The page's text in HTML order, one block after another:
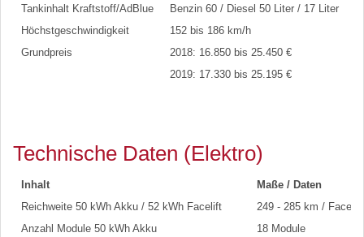
Tankinhalt Kraftstoff/AdBlue
Benzin 60 / Diesel 50 Liter / 17 Liter
Höchstgeschwindigkeit
152 bis 186 km/h
Grundpreis
2018: 16.850 bis 25.450 €
2019: 17.330 bis 25.195 €
Technische Daten (Elektro)
Inhalt
Maße / Daten
Reichweite 50 kWh Akku / 52 kWh Facelift
249 - 285 km /
Anzahl Module 50 kWh Akku
18 Module